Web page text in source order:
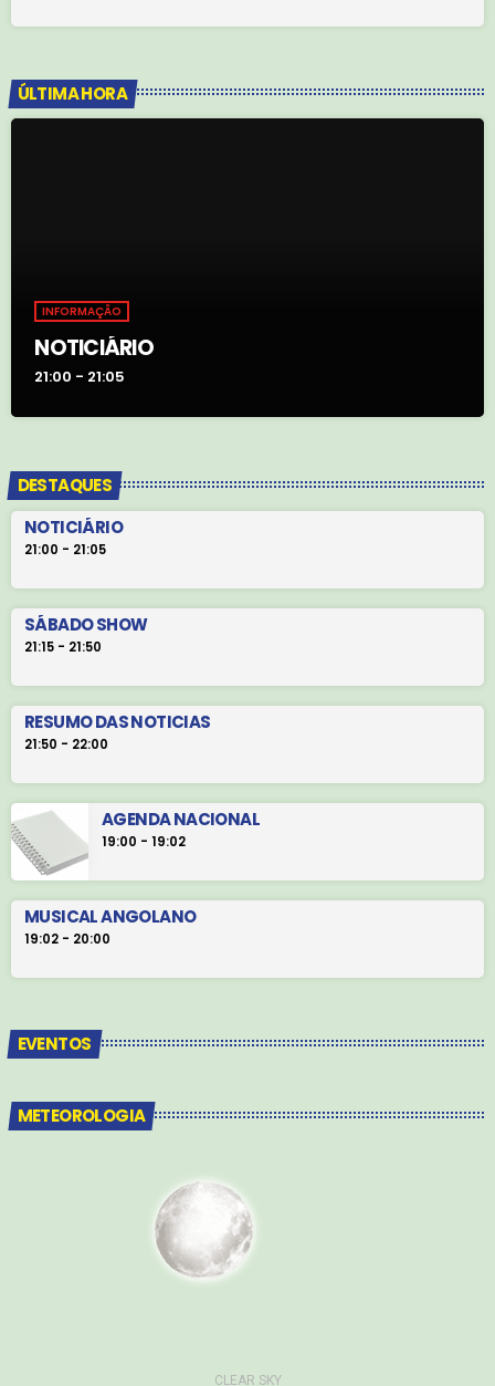
ÚLTIMA HORA
INFORMAÇÃO
NOTICIÁRIO
21:00 - 21:05
DESTAQUES
NOTICIÁRIO
21:00 - 21:05
SÁBADO SHOW
21:15 - 21:50
RESUMO DAS NOTICIAS
21:50 - 22:00
AGENDA NACIONAL
19:00 - 19:02
MUSICAL ANGOLANO
19:02 - 20:00
EVENTOS
METEOROLOGIA
CLEAR SKY